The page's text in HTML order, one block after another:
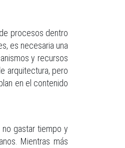
procesos dentro
es necesaria una
y recursos
arquitectura, pero
en el contenido
gastar tiempo y
Mientras más